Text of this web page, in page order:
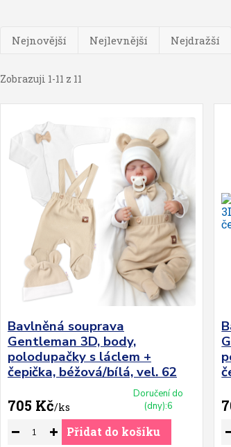
Nejnovější Nejlevnější Nejdražší
Zobrazuji 1-11 z 11
Bavlněná souprava
Gentleman 3D, body,
polodupačky s láclem +
čepička, béžová/bílá, vel. 62
705 Kč/ks
Doručení do
(dny):6
Přidat do košíku